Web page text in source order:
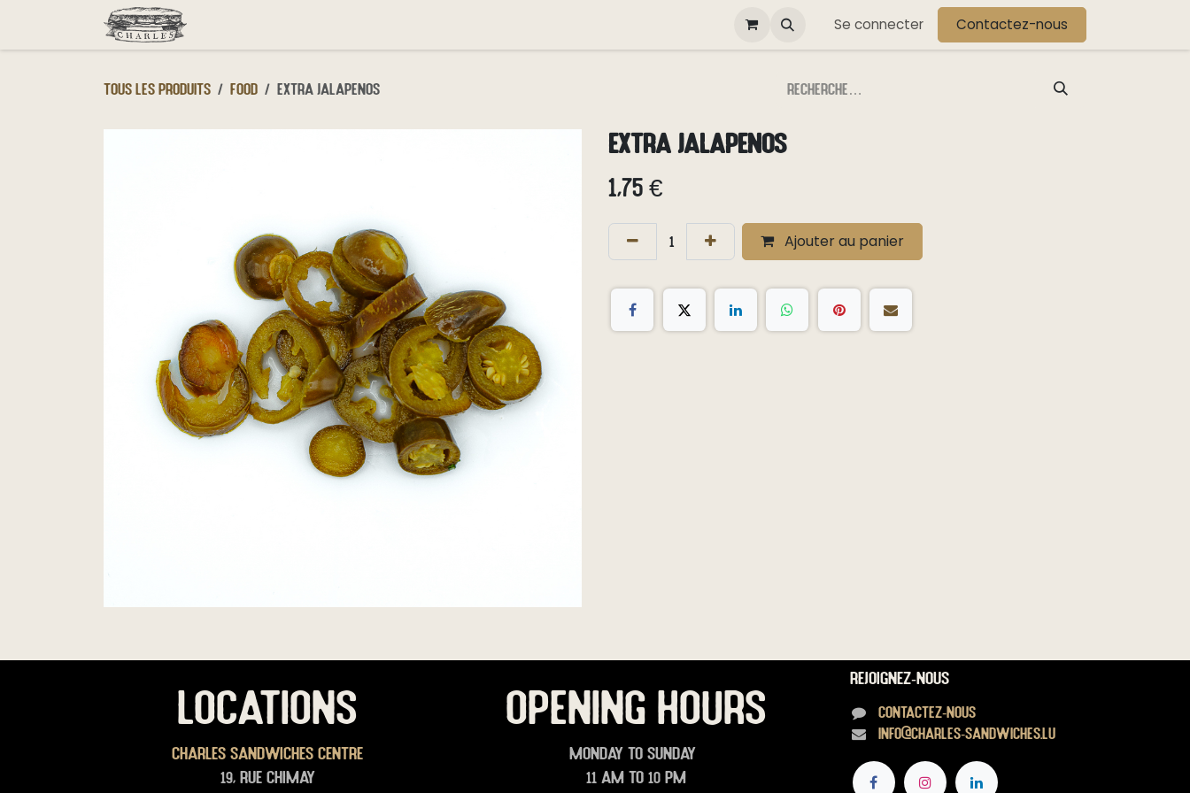
Se rendre au contenu
Postes Se connecter Contactez-nous
Tous les produits Food Extra Jalapenos
Extra Jalapenos
1,75 €
Ajouter au panier
Rejoignez-nous
Contactez-nous
info@charles-sandwiches.lu
LOCATIONS
Charles Sandwiches Centre
19, rue Chimay
OPENING HOURS
Monday to Sunday
11 am to 10 pm